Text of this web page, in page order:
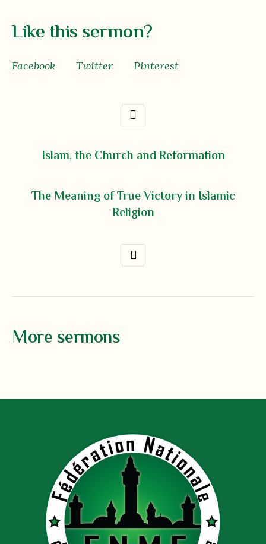
Like this sermon?
Facebook Twitter Pinterest
Islam, the Church and Reformation
The Meaning of True Victory in Islamic
Religion
More sermons